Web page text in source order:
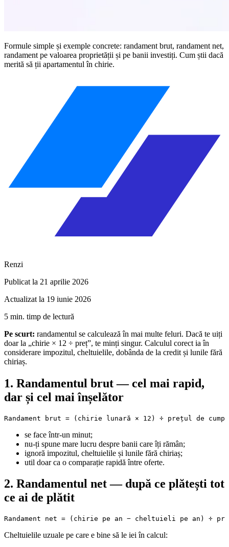
Formule simple și exemple concrete: randament brut, randament net,
randament pe valoarea proprietății și pe banii investiți. Cum știi dacă
merită să ții apartamentul în chirie.
Renzi
Publicat la 21 aprilie 2026
Actualizat la 19 iunie 2026
5 min. timp de lectură
Pe scurt: randamentul se calculează în mai multe feluri. Dacă te uiți
doar la „chirie × 12 ÷ preț”, te minți singur. Calculul corect ia în
considerare impozitul, cheltuielile, dobânda de la credit și lunile fără
chiriaș.
1. Randamentul brut — cel mai rapid,
dar și cel mai înșelător
Randament brut = (chirie lunară × 12) ÷ prețul de
se face într-un minut;
nu-ți spune mare lucru despre banii care îți rămân;
ignoră impozitul, cheltuielile și lunile fără chiriaș;
util doar ca o comparație rapidă între oferte.
2. Randamentul net — după ce plătești tot
ce ai de plătit
Randament net = (chirie pe an − cheltuieli pe an) ÷
Cheltuielile uzuale pe care e bine să le iei în calcul: